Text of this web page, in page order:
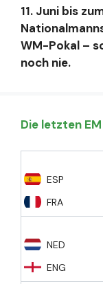
11. Juni bis
WM-Pokal –
noch nie.
Die letzten
ESP
FRA
NED
ENG